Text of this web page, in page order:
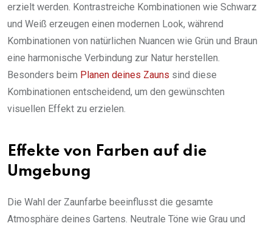
erzielt werden. Kontrastreiche Kombinationen wie Schwarz
und Weiß erzeugen einen modernen Look, während
Kombinationen von natürlichen Nuancen wie Grün und Braun
eine harmonische Verbindung zur Natur herstellen.
Besonders beim Planen deines Zauns sind diese
Kombinationen entscheidend, um den gewünschten
visuellen Effekt zu erzielen.
Effekte von Farben auf die
Umgebung
Die Wahl der Zaunfarbe beeinflusst die gesamte
Atmosphäre deines Gartens. Neutrale Töne wie Grau und